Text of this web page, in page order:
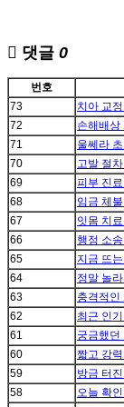
댓글 0
번호
73
치아 교
72
손해배상
71
울쎄라
70
고발 절
69
피부 진
68
임금 체
67
잇몸 치
66
행정 소
65
지금 뜨
64
정말 놀
63
충격적인
62
최근 인
61
궁금했던
60
짧고 강
59
방금 터
58
오늘 확